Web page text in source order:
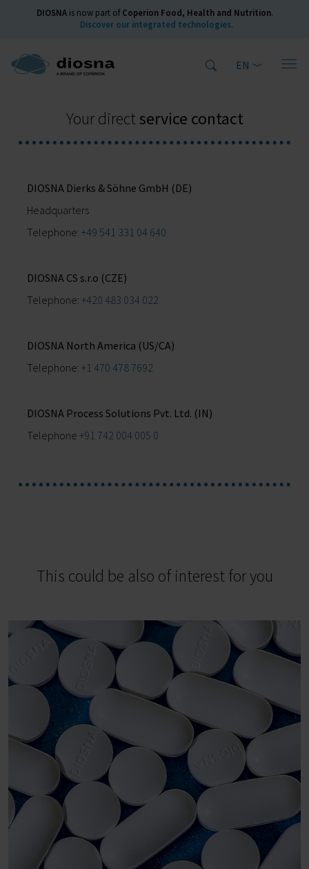
DIOSNAis now part ofCoperion Food, Health and Nutrition.
Discover our integrated technologies.
EN
Home Service
Your directservice contact
DIOSNA Dierks & Söhne GmbH (DE)
Headquarters
Telephone: +49 541 331 04 640
DIOSNA CS s.r.o (CZE)
Telephone: +420 483 034 022
DIOSNA North America (US/CA)
Telephone: +1 470 478 7692
DIOSNA Process Solutions Pvt. Ltd. (IN)
Telephone +91 742 004 005 0
This could be also of interest for you